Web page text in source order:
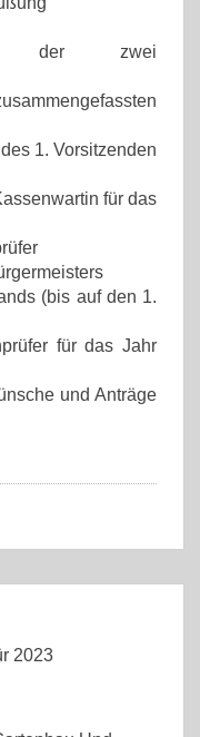
der zwei
1. Vorsitzenden
für das
(bis auf den 1.
für das Jahr
und Anträge
2023